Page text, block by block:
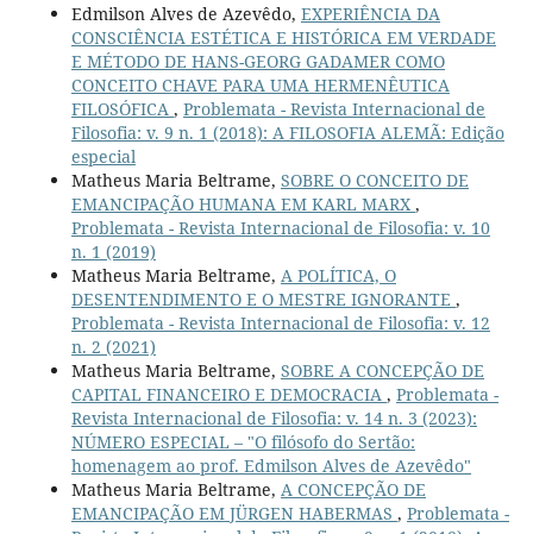
Edmilson Alves de Azevêdo, EXPERIÊNCIA DA
CONSCIÊNCIA ESTÉTICA E HISTÓRICA EM VERDADE
E MÉTODO DE HANS-GEORG GADAMER COMO
CONCEITO CHAVE PARA UMA HERMENÊUTICA
FILOSÓFICA , Problemata - Revista Internacional de
Filosofia: v. 9 n. 1 (2018): A FILOSOFIA ALEMÃ: Edição
especial
Matheus Maria Beltrame, SOBRE O CONCEITO DE
EMANCIPAÇÃO HUMANA EM KARL MARX ,
Problemata - Revista Internacional de Filosofia: v. 10
n. 1 (2019)
Matheus Maria Beltrame, A POLÍTICA, O
DESENTENDIMENTO E O MESTRE IGNORANTE ,
Problemata - Revista Internacional de Filosofia: v. 12
n. 2 (2021)
Matheus Maria Beltrame, SOBRE A CONCEPÇÃO DE
CAPITAL FINANCEIRO E DEMOCRACIA , Problemata -
Revista Internacional de Filosofia: v. 14 n. 3 (2023):
NÚMERO ESPECIAL – "O filósofo do Sertão:
homenagem ao prof. Edmilson Alves de Azevêdo"
Matheus Maria Beltrame, A CONCEPÇÃO DE
EMANCIPAÇÃO EM JÜRGEN HABERMAS , Problemata -